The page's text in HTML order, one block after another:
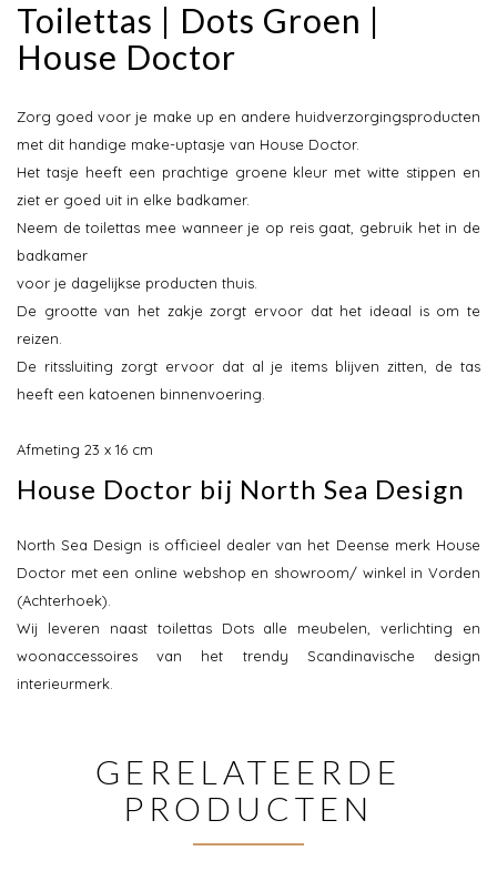
Toilettas | Dots Groen |
House Doctor
Zorg goed voor je make up en andere huidverzorgingsproducten
met dit handige make-uptasje van House Doctor.
Het tasje heeft een prachtige groene kleur met witte stippen en
ziet er goed uit in elke badkamer.
Neem de toilettas mee wanneer je op reis gaat, gebruik het in de
badkamer
voor je dagelijkse producten thuis.
De grootte van het zakje zorgt ervoor dat het ideaal is om te
reizen.
De ritssluiting zorgt ervoor dat al je items blijven zitten, de tas
heeft een katoenen binnenvoering.
Afmeting 23 x 16 cm
House Doctor bij North Sea Design
North Sea Design is officieel dealer van het Deense merk House
Doctor met een online webshop en showroom/ winkel in Vorden
(Achterhoek).
Wij leveren naast toilettas Dots alle meubelen, verlichting en
woonaccessoires van het trendy Scandinavische design
interieurmerk.
GERELATEERDE
PRODUCTEN